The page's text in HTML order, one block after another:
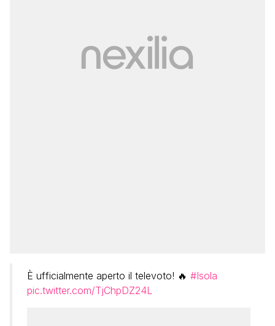
È ufficialmente aperto il televoto! 🔥 #Isola
pic.twitter.com/TjChpDZ24L